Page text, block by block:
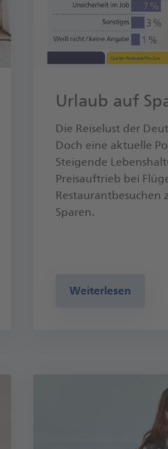
Urlaub auf
Die Reiselust der
Doch eine aktuelle
Steigende
Preisauftrieb bei
Restaurantbesuchen
Sparen.
Weiterlesen